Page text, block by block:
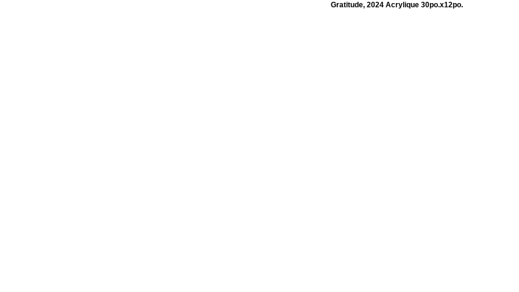
Gratitude, 2024 Acrylique 30po.x12po.